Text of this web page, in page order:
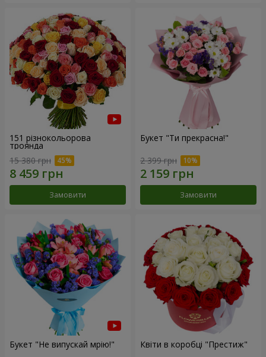
151 різнокольорова
троянда
15 380 грн
Замовити
Букет "Ти прекрасна!"
2 399 грн
Замовити
Букет "Не випускай мрію!" Квіти в коробці "Престиж"